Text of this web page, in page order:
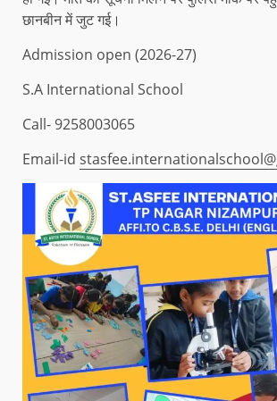
छानबीन में जुट गई।
Admission open (2026-27)
S.A International School
Call- 9258003065
Email-id